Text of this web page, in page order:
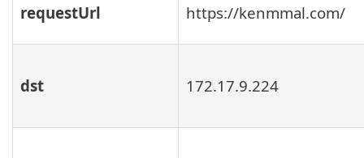
requestUrl https://kenmmal.com/
dst 172.17.9.224